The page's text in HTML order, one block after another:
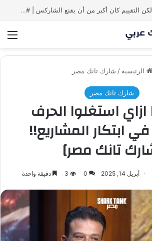
مشروع طموح .. لكن التقييم كان أكبر من أن يقنع الشاركس | #شارك تانك لعراق
الرئيسية / شارك تانك مصر
شارك تانك مصر
استغلوا الحرف
في ابتكار المشاريع!!
تانك مصر]
أبريل 14, 2025 0
3 دقيقة واحدة